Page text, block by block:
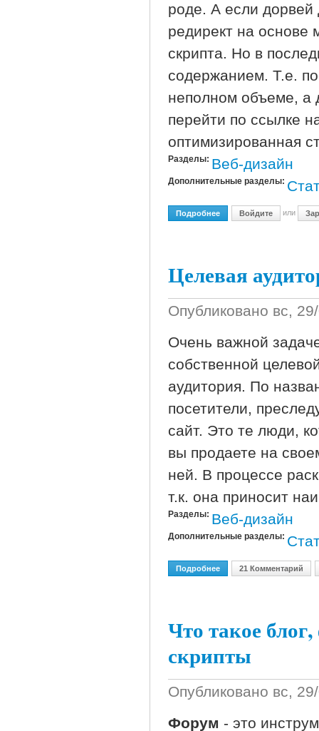
роде. А если дорвей
редирект на основе
скрипта. Но в
содержанием. Т.е.
неполном объеме, а
перейти по ссылке
оптимизированная
Разделы: Веб-дизайн
Дополнительные разделы:
Подробнее О Что Такое Дорвеи И С
Войдите или
Целевая
Опубликовано вс,
Очень важной
собственной
аудитория. По
посетители,
сайт. Это те люди,
вы продаете на
ней. В процессе
т.к. она приносит
Разделы: Веб-дизайн
Дополнительные разделы:
Подробнее О Целевая Аудитория
21 Комментарий
Что такое
скрипты
Опубликовано вс,
Форум - это